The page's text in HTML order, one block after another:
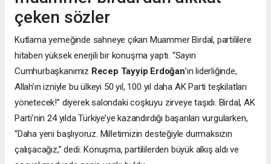
çeken sözler
Kutlama yemeğinde sahneye çıkan Muammer Birdal, partililere
hitaben yüksek enerjili bir konuşma yaptı. “Sayın
Cumhurbaşkanımız Recep Tayyip Erdoğan’ın liderliğinde,
Allah’ın izniyle bu ülkeyi 50 yıl, 100 yıl daha AK Parti teşkilatları
yönetecek!” diyerek salondaki coşkuyu zirveye taşıdı. Birdal, AK
Parti’nin 24 yılda Türkiye’ye kazandırdığı başarıları vurgularken,
“Daha yeni başlıyoruz. Milletimizin desteğiyle durmaksızın
çalışacağız,” dedi. Konuşma, partililerden büyük alkış aldı ve